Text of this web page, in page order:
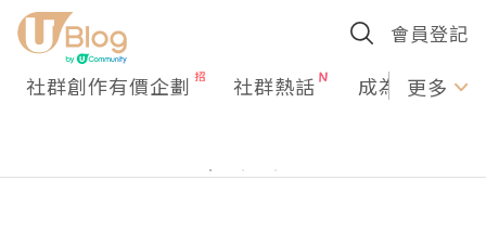
會員登記
社群創作有價企劃 社群熱話 成為U更多